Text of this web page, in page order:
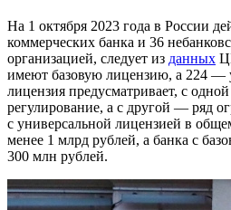
На 1 октября 2023 года в России
коммерческих банка и 36
организацией, следует из данных
имеют базовую лицензию, а 224 —
лицензия предусматривает, с
регулирование, а с другой — ряд
с универсальной лицензией в
менее 1 млрд рублей, а банка с
300 млн рублей.